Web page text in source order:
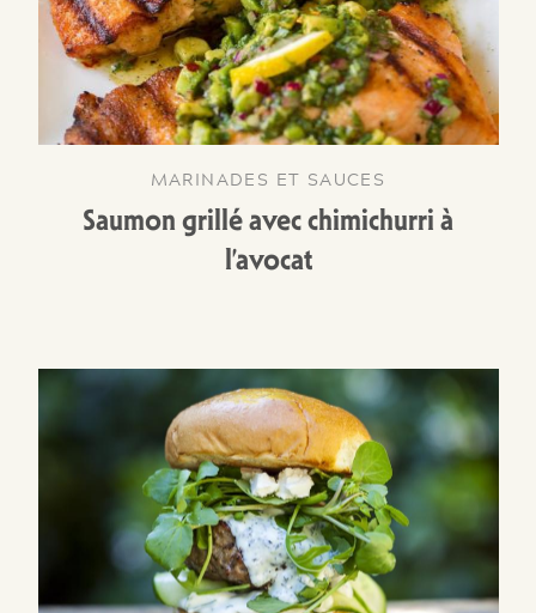
MARINADES ET SAUCES
Saumon grillé avec chimichurri à
l’avocat